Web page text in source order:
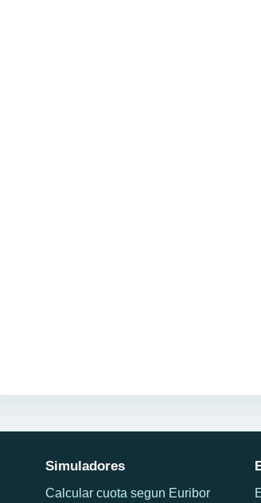
Simuladores
Calcular cuota segun Euribor